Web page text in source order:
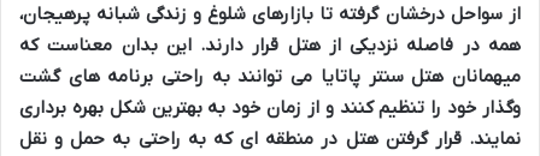
ازسواحل درخشان گرفته تا بازارهای شلوغ و زندگی شبانه پرهیجان،
همه در فاصله نزدیکیاز هتل قرار دارند. این بدان معناست که
میهمانان هتل سنتر پاتایا می توانند به راحتی برنامه هایگشت
وگذار خود را تنظیم کنند و از زمان خود به بهترین شکل بهره برداری
نمایند. قرار گرفتن هتل در منطقه ای که به راحتی به حمل و نقل